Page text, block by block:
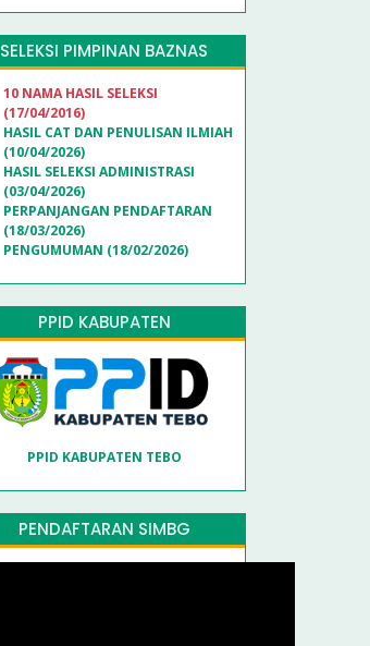
SELEKSI PIMPINAN BAZNAS
10 NAMA HASIL SELEKSI
(17/04/2016)
HASIL CAT DAN PENULISAN ILMIAH
(10/04/2026)
HASIL SELEKSI ADMINISTRASI
(03/04/2026)
PERPANJANGAN PENDAFTARAN
(18/03/2026)
PENGUMUMAN (18/02/2026)
PPID KABUPATEN
PPID KABUPATEN TEBO
PENDAFTARAN SIMBG